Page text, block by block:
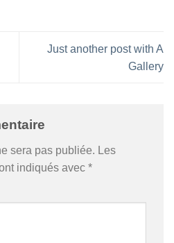
Just another post with A
Gallery
sera pas publiée. Les
indiqués avec *